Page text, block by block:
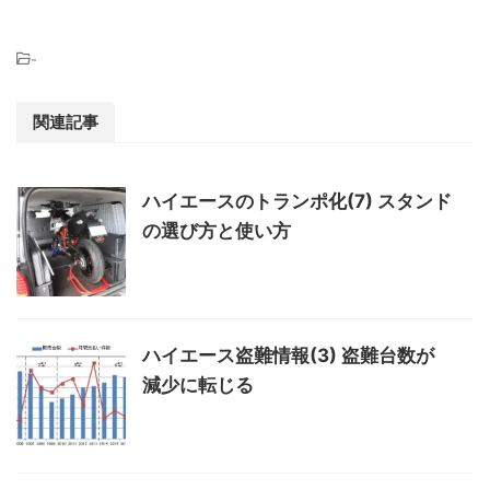
-
関連記事
ハイエースのトランポ化(7) スタンド
の選び方と使い方
ハイエース盗難情報(3) 盗難台数が
減少に転じる